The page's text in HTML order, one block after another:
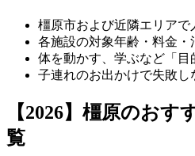
橿原市および近隣エリアで
各施設の対象年齢・料金
体を動かす、学ぶなど「目
子連れのお出かけで失敗
【2026】橿原のおす
覧